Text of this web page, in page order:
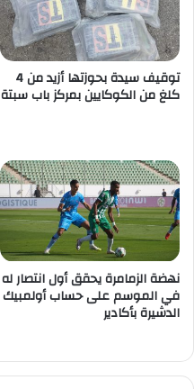
توقيف سيدة بحوزتها أزيد من 4
كلغ من الكوكايين بمركز باب سبتة
نهضة الزمامرة يحقق أول انتصار له
في الموسم على حساب أولمبيك
الدشيرة بأكادير